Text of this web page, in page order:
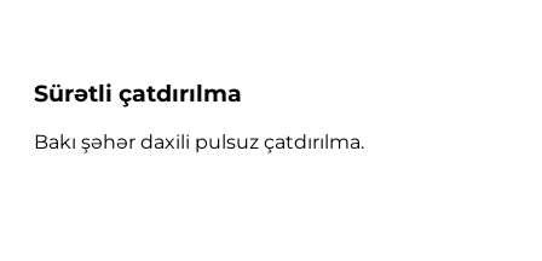
Sürətli çatdırılma
Bakı şəhər daxili pulsuz çatdırılma.